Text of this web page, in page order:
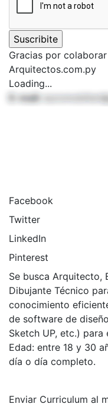
Gracias por
Arquitectos.com.py
Loading...
E-mail:
Facebook
Twitter
LinkedIn
Pinterest
Se busca Arquitecto,
Dibujante Técnico
conocimiento
de software de
Sketch UP, etc.)
Edad: entre 18 y 30
día o día completo.
Enviar Curriculum al